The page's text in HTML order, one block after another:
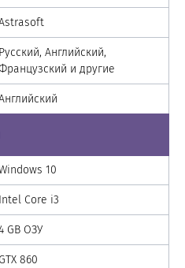
Русский, Английский,
и другие
10
Intel Core i3
GB ОЗУ
GTX 860